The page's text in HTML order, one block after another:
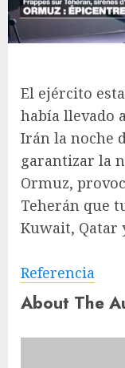
El ejército
había llevado
Irán la noche
garantizar la
Ormuz,
Teherán que
Kuwait, Qatar
Referencia
About The